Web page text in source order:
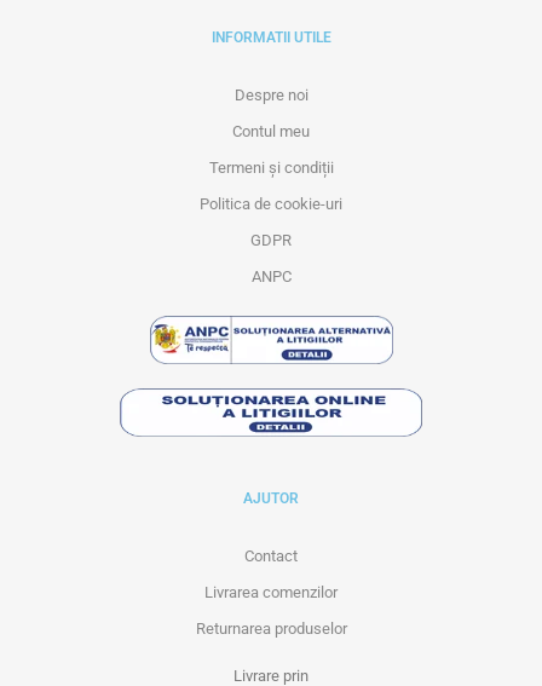
INFORMATII UTILE
Despre noi
Contul meu
Termeni și condiții
Politica de cookie-uri
GDPR
ANPC
AJUTOR
Contact
Livrarea comenzilor
Returnarea produselor
Livrare prin